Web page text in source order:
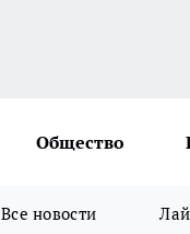
Общество
Все новости